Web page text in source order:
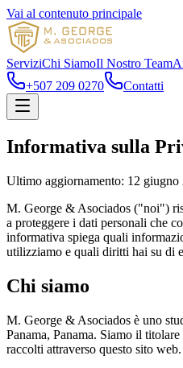
Vai al contenuto principale
ServiziChi SiamoIl Nostro Team
+507 209 0270
Contatti
Informativa sulla
Ultimo aggiornamento: 12 giugno
M. George & Asociados ("noi")
a proteggere i dati personali che
informativa spiega quali
utilizziamo e quali diritti hai su di
Chi siamo
M. George & Asociados è uno
Panama, Panama. Siamo il
raccolti attraverso questo sito web.